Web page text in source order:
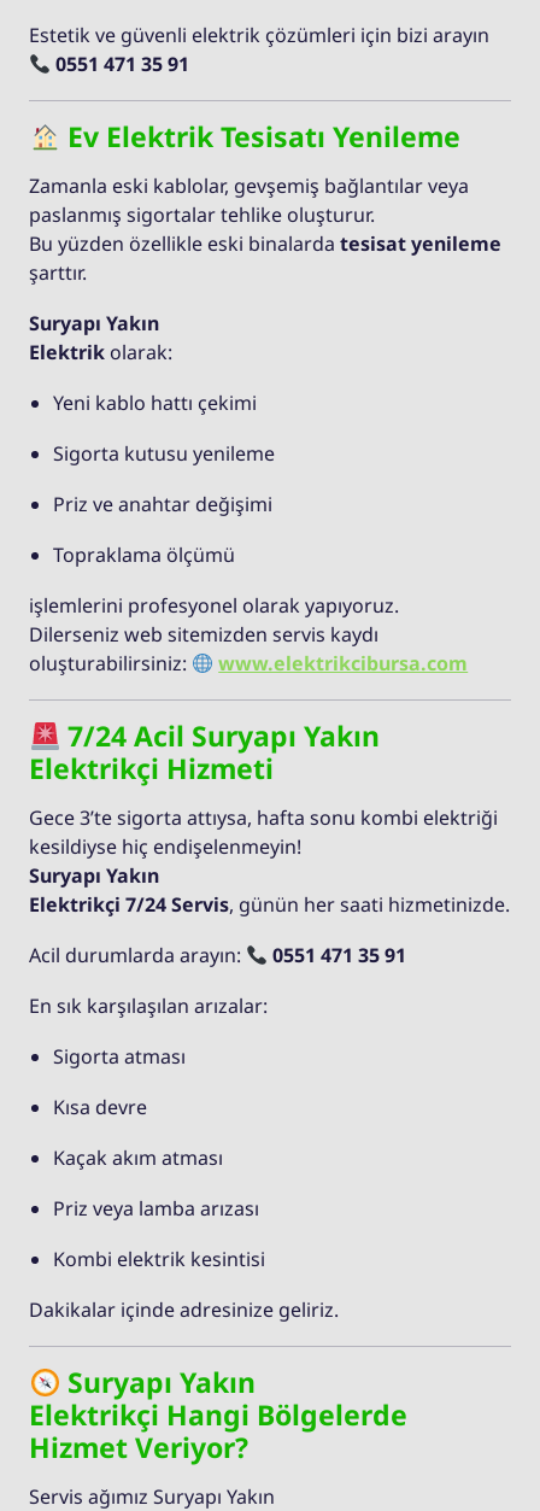
Estetik ve güvenli elektrik çözümleri için bizi arayın
0551 471 35 91
Ev Elektrik Tesisatı Yenileme
Zamanla eski kablolar, gevşemiş bağlantılar veya
paslanmış sigortalar tehlike oluşturur.
Bu yüzden özellikle eski binalarda tesisat yenileme
şarttır.
Suryapı Yakın
Elektrik olarak:
Yeni kablo hattı çekimi
Sigorta kutusu yenileme
Priz ve anahtar değişimi
Topraklama ölçümü
işlemlerini profesyonel olarak yapıyoruz.
Dilerseniz web sitemizden servis kaydı
oluşturabilirsiniz:
www.elektrikcibursa.com
7/24 Acil Suryapı Yakın
Elektrikçi Hizmeti
Gece 3’te sigorta attıysa, hafta sonu kombi elektriği
kesildiyse hiç endişelenmeyin!
Suryapı Yakın
Elektrikçi 7/24 Servis, günün her saati hizmetinizde.
Acil durumlarda arayın:
0551 471 35 91
En sık karşılaşılan arızalar:
Sigorta atması
Kısa devre
Kaçak akım atması
Priz veya lamba arızası
Kombi elektrik kesintisi
Dakikalar içinde adresinize geliriz.
Suryapı Yakın
Elektrikçi Hangi Bölgelerde
Hizmet Veriyor?
Servis ağımız Suryapı Yakın